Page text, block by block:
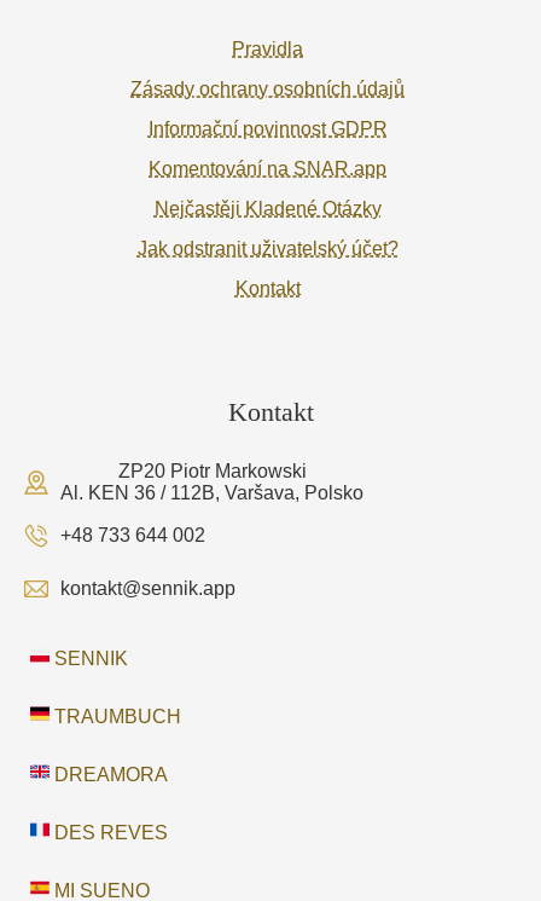
Pravidla
Zásady ochrany osobních údajů
Informační povinnost GDPR
Komentování na SNAR.app
Nejčastěji Kladené Otázky
Jak odstranit uživatelský účet?
Kontakt
Kontakt
ZP20 Piotr Markowski
Al. KEN 36 / 112B, Varšava, Polsko
+48 733 644 002
kontakt@sennik.app
SENNIK
TRAUMBUCH
DREAMORA
DES REVES
MI SUENO